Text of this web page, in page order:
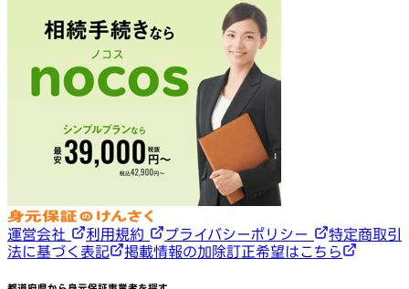
運営会社 利用規約 プライバシーポリシー
特定商取引
法に基づく表記
掲載情報の加除訂正希望はこちら